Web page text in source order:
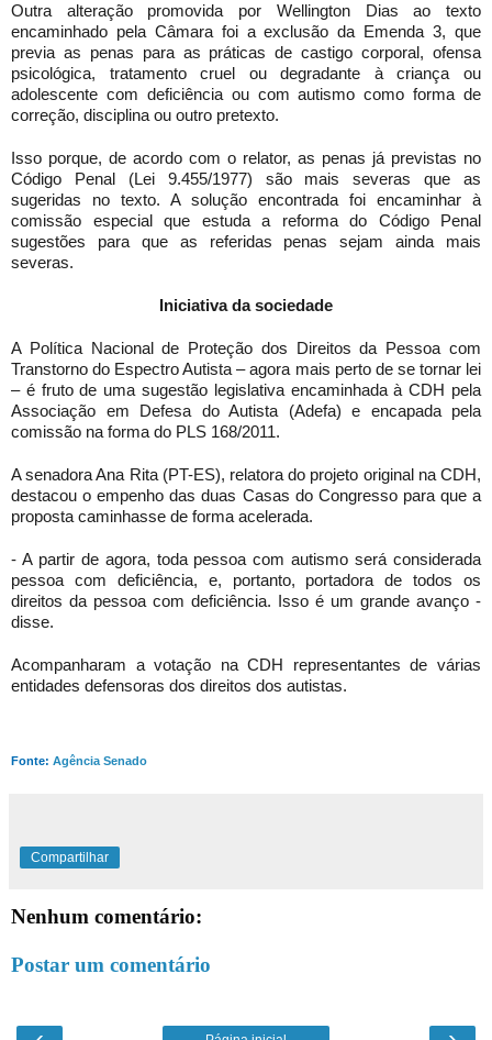
Outra alteração promovida por Wellington Dias ao texto
encaminhado pela Câmara foi a exclusão da Emenda 3, que
previa as penas para as práticas de castigo corporal, ofensa
psicológica, tratamento cruel ou degradante à criança ou
adolescente com deficiência ou com autismo como forma de
correção, disciplina ou outro pretexto.
Isso porque, de acordo com o relator, as penas já previstas no
Código Penal (Lei 9.455/1977) são mais severas que as
sugeridas no texto. A solução encontrada foi encaminhar à
comissão especial que estuda a reforma do Código Penal
sugestões para que as referidas penas sejam ainda mais
severas.
Iniciativa da sociedade
A Política Nacional de Proteção dos Direitos da Pessoa com
Transtorno do Espectro Autista – agora mais perto de se tornar lei
– é fruto de uma sugestão legislativa encaminhada à CDH pela
Associação em Defesa do Autista (Adefa) e encapada pela
comissão na forma do PLS 168/2011.
A senadora Ana Rita (PT-ES), relatora do projeto original na CDH,
destacou o empenho das duas Casas do Congresso para que a
proposta caminhasse de forma acelerada.
- A partir de agora, toda pessoa com autismo será considerada
pessoa com deficiência, e, portanto, portadora de todos os
direitos da pessoa com deficiência. Isso é um grande avanço -
disse.
Acompanharam a votação na CDH representantes de várias
entidades defensoras dos direitos dos autistas.
Fonte: Agência Senado
Compartilhar
Nenhum comentário:
Postar um comentário